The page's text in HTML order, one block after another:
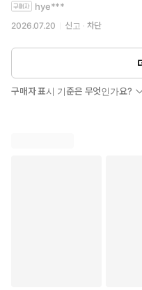
hye***
2026.07.20 신고 차단
구매자 표시 기준은 무엇인가요?